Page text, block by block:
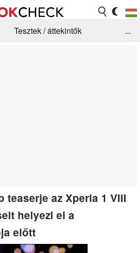
Tesztek / áttekintők
...
teaserje az Xperia 1 VIII
helyezi el a
előtt